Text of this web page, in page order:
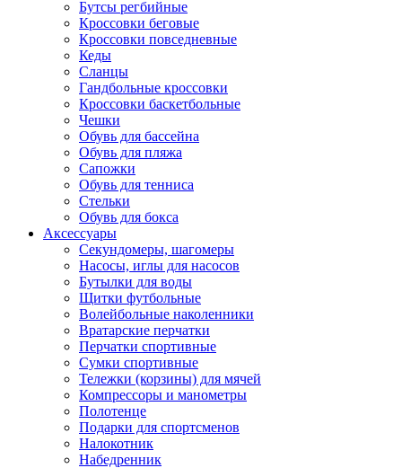
Бутсы регбийные
Кроссовки беговые
Кроссовки повседневные
Кеды
Сланцы
Гандбольные кроссовки
Кроссовки баскетбольные
Чешки
Обувь для бассейна
Обувь для пляжа
Сапожки
Обувь для тенниса
Стельки
Обувь для бокса
Аксессуары
Секундомеры, шагомеры
Насосы, иглы для насосов
Бутылки для воды
Щитки футбольные
Волейбольные наколенники
Вратарские перчатки
Перчатки спортивные
Сумки спортивные
Тележки (корзины) для мячей
Компрессоры и манометры
Полотенце
Подарки для спортсменов
Налокотник
Набедренник